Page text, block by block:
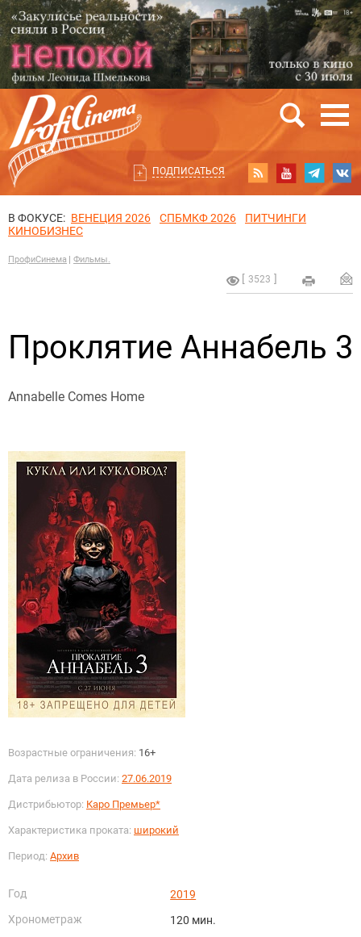
ПОДПИСАТЬСЯ
В ФОКУСЕ: ВЕНЕЦИЯ 2026 СПБМКФ 2026
ПИТЧИНГИ
КИНОБИЗНЕС
ПрофиСинема Фильмы.
3523
Проклятие Аннабель 3
Annabelle Comes Home
Возрастные ограничения: 16+
Дата релиза в России: 27.06.2019
Дистрибьютор: Каро Премьер*
Характеристика проката: широкий
Период: Архив
Год
2019
Хронометраж
120 мин.